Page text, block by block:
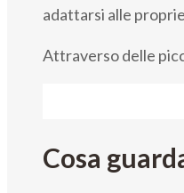
adattarsi alle
Attraverso delle
Cosa